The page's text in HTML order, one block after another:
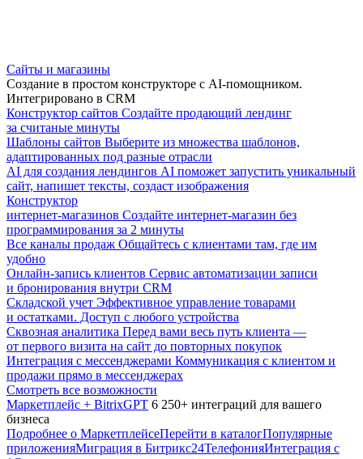
Сайты и магазины
Создание в простом конструкторе с AI-помощником.
Интегрировано в CRM
Конструктор сайтов Создайте продающий лендинг
за считаные минуты
Шаблоны сайтов Выберите из множества шаблонов,
адаптированных под разные отрасли
AI для создания лендингов AI поможет запустить уникальный
сайт, напишет тексты, создаст изображения
Конструктор
интернет-магазинов Создайте интернет-магазин без
программирования за 2 минуты
Все каналы продаж Общайтесь с клиентами там, где им
удобно
Онлайн-запись клиентов Сервис автоматизации записи
и бронирования внутри CRM
Складской учет Эффективное управление товарами
и остатками. Доступ с любого устройства
Сквозная аналитика Перед вами весь путь клиента —
от первого визита на сайт до повторных покупок
Интеграция с мессенджерами Коммуникация с клиентом и
продажи прямо в мессенджерах
Смотреть все возможности
Маркетплейс + BitrixGPT 6 250+ интеграций для вашего
бизнеса
Подробнее о МаркетплейсеПерейти в каталогПопулярные
приложенияМиграция в Битрикс24ТелефонияИнтеграция с